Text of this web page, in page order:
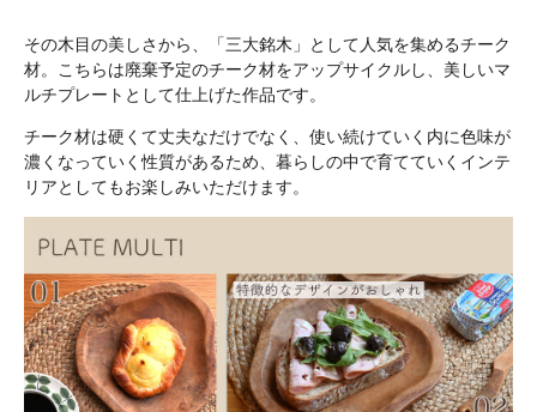
その木目の美しさから、「三大銘木」として人気を集めるチーク
材。こちらは廃棄予定のチーク材をアップサイクルし、美しいマ
ルチプレートとして仕上げた作品です。
チーク材は硬くて丈夫なだけでなく、使い続けていく内に色味が
濃くなっていく性質があるため、暮らしの中で育てていくインテ
リアとしてもお楽しみいただけます。